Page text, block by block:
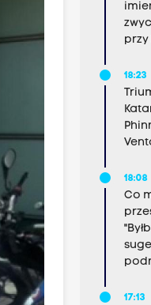
przy
18:23
18:08
Co
17:13